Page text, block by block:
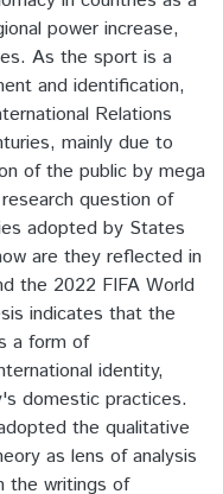
power increase,
As the sport is a
and identification,
Relations
mainly due to
of the public by mega
question of
adopted by States
are they reflected in
the 2022 FIFA World
indicates that the
a form of
identity,
domestic practices.
the qualitative
as lens of analysis
the writings of